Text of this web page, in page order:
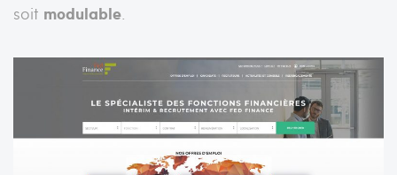
soit modulable.